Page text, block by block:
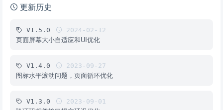
更新历史
V1.5.0 2024-02-12
页面屏幕大小自适应和UI优化
V1.4.0 2023-09-27
图标水平滚动问题，页面循环优化
V1.3.0 2023-09-01